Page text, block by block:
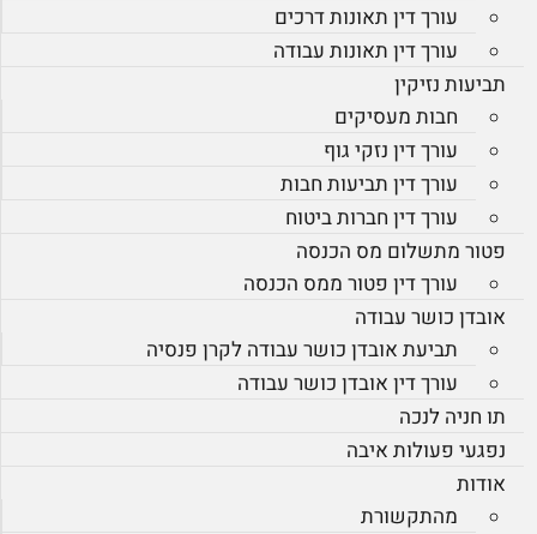
עורך דין תאונות דרכים
עורך דין תאונות עבודה
תביעות נזיקין
חבות מעסיקים
עורך דין נזקי גוף
עורך דין תביעות חבות
עורך דין חברות ביטוח
פטור מתשלום מס הכנסה
עורך דין פטור ממס הכנסה
אובדן כושר עבודה
תביעת אובדן כושר עבודה לקרן פנסיה
עורך דין אובדן כושר עבודה
תו חניה לנכה
נפגעי פעולות איבה
אודות
מהתקשורת